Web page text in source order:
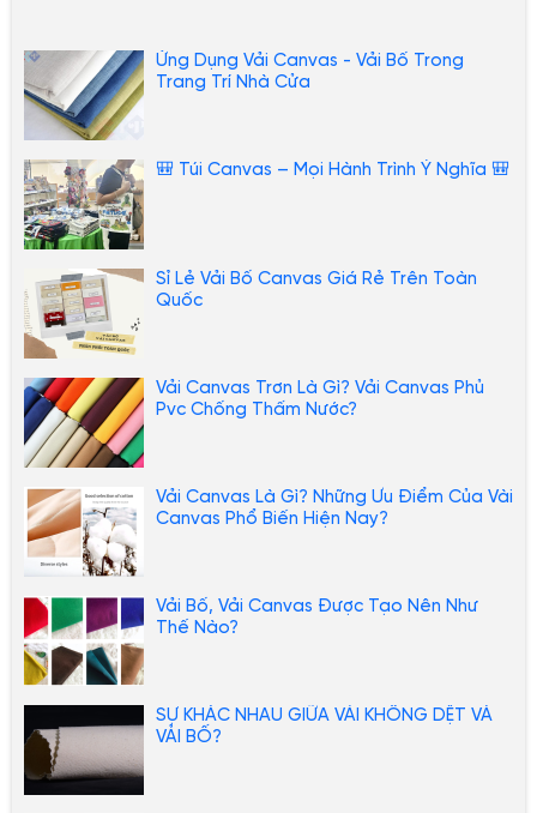
có thể tham kảo thêm, để ứng dụng vải bố
canvas trong việc trang hoàng nhà cửa.
Ứng Dụng Vải Canvas - Vải Bố Trong
Trang Trí Nhà Cửa
🎒 Túi Canvas – Mọi Hành Trình Ý Nghĩa 🎒
Sỉ Lẻ Vải Bố Canvas Giá Rẻ Trên Toàn
Quốc
Vải Canvas Trơn Là Gì? Vải Canvas Phủ
Pvc Chống Thấm Nước?
Vải Canvas Là Gì? Những Ưu Điểm Của Vài
Canvas Phổ Biến Hiện Nay?
Vải Bố, Vải Canvas Được Tạo Nên Như
Thế Nào?
SỰ KHÁC NHAU GIỮA VẢI KHÔNG DỆT VÀ
VẢI BỐ?